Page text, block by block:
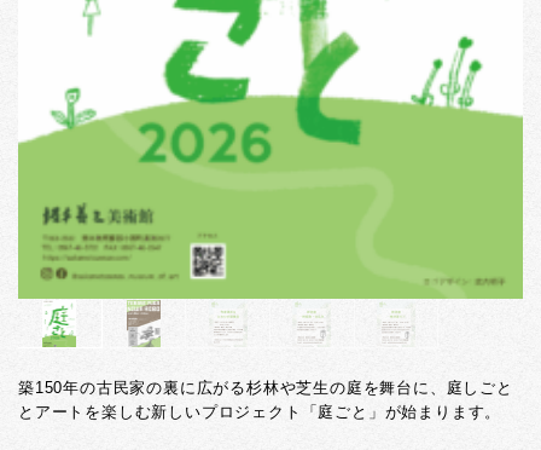
築150年の古民家の裏に広がる杉林や芝生の庭を舞台に、庭しごと
とアートを楽しむ新しいプロジェクト「庭ごと」が始まります。